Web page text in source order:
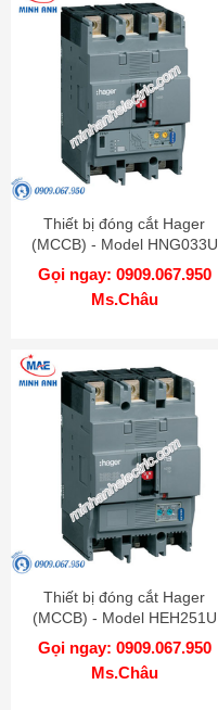
Thiết bị đóng cắt Hager
(MCCB) - Model HNG033U
Gọi ngay: 0909.067.950
Ms.Châu
Thiết bị đóng cắt Hager
(MCCB) - Model HEH251U
Gọi ngay: 0909.067.950
Ms.Châu